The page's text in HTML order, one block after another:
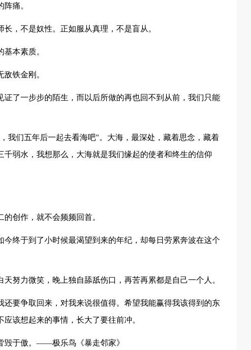
痛。
，不是奴性。正如服从真理，不是盲从。
本素质。
铁金刚。
证了一步步的陌生，而以后所做的再也回不到从前，我们只能
我们五年后一起去看海吧"。大海，最深处，藏着思念，藏着
弱水，我想那么，大海就是我们缘起的使者和终生的信仰
创作，就不会频频回首。
今终于到了小时候最渴望到来的年纪，却每日劳累奔波在这个
努力微笑，晚上独自舔舐伤口，再苦再累都是自己一个人。
还要争取回来，对我来说很值得。希望我能赢得我该得到的东
该想起来的事情，长大了要往前冲。
毁于傲。——极乐鸟《暴走邻家》